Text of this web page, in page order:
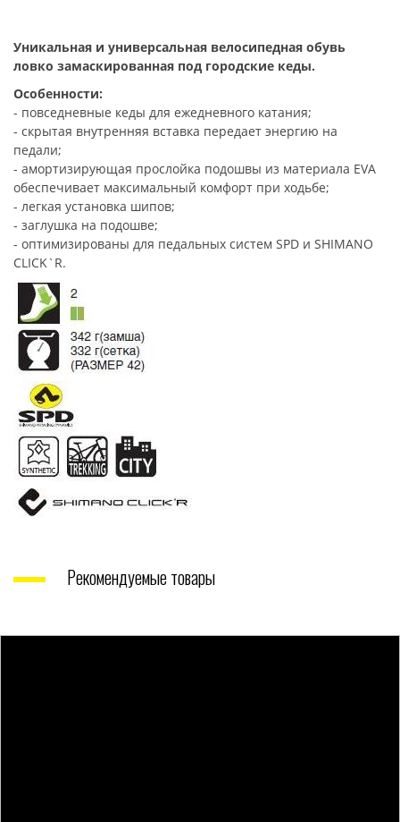
Уникальная и универсальная велосипедная обувь
ловко замаскированная под городские кеды.
Особенности:
- повседневные кеды для ежедневного катания;
- скрытая внутренняя вставка передает энергию на
педали;
- амортизирующая прослойка подошвы из материала EVA
обеспечивает максимальный комфорт при ходьбе;
- легкая установка шипов;
- заглушка на подошве;
- оптимизированы для педальных систем SPD и SHIMANO
CLICK`R.
Рекомендуемые товары